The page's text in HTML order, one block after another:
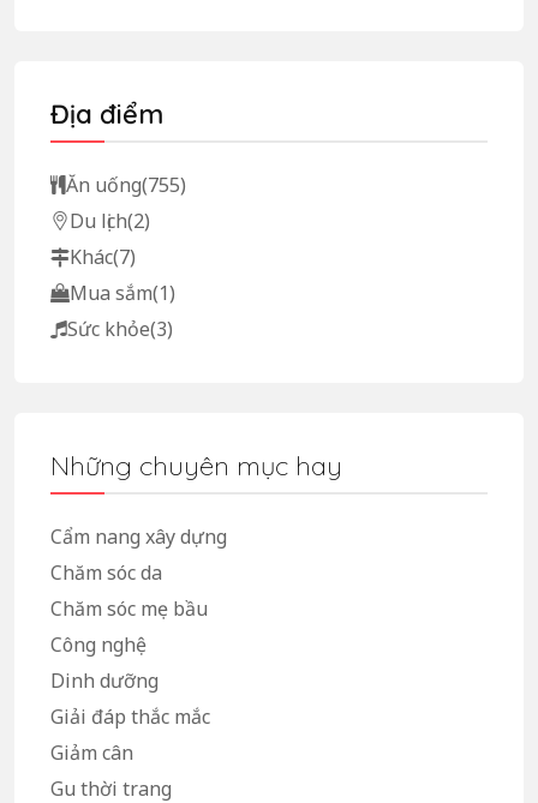
Địa điểm
Ăn uống(755)
Du lịch(2)
Khác(7)
Mua sắm(1)
Sức khỏe(3)
Những chuyên mục hay
Cẩm nang xây dựng
Chăm sóc da
Chăm sóc mẹ bầu
Công nghệ
Dinh dưỡng
Giải đáp thắc mắc
Giảm cân
Gu thời trang